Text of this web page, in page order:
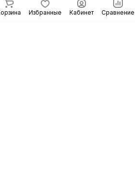
Избранные Кабинет Сравнение